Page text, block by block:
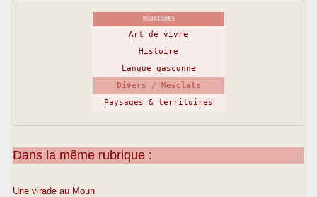
RUBRIQUES
Art de vivre
Histoire
Langue gasconne
Divers / Mesclats
Paysages & territoires
Dans la même rubrique :
Une virade au Moun